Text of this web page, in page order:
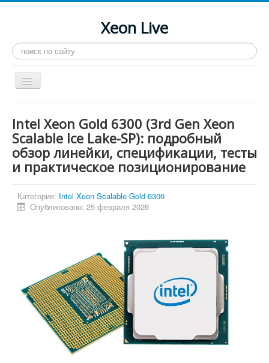
Xeon Live
Искать...
Toggle
Navigation
LGA 2011-3
LGA 2011
Процессоры
Инструкции
Рейтинги
Системные программы
Intel Xeon Gold 6300 (3rd Gen Xeon
Scalable Ice Lake-SP): подробный
обзор линейки, спецификации, тесты
и практическое позиционирование
Категория: Intel Xeon Scalable Gold 6300
Опубликовано: 25 февраля 2026